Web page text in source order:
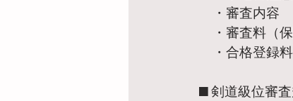
・審査内容
・審査料（保
・合格登録料
■ 剣道級位審